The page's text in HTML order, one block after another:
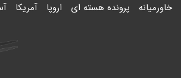
خاورمیانه پرونده هسته ای اروپا آمریکا